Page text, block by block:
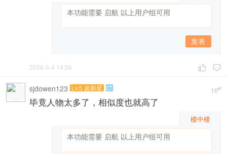
发表
 
2026-6-4 14:36
10#
sjdowen123 Lv.5 超新星 
毕竟人物太多了，相似度也就高了
楼中楼